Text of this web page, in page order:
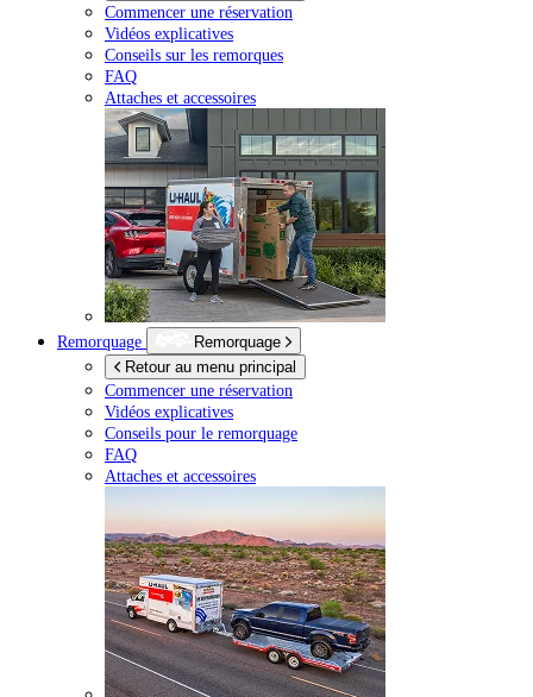
Commencer une réservation
Vidéos explicatives
Conseils sur les remorques
FAQ
Attaches et accessoires
Remorquage
Remorquage
Retour au menu principal
Commencer une réservation
Vidéos explicatives
Conseils pour le remorquage
FAQ
Attaches et accessoires